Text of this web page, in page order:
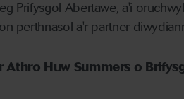
Prifysgol Abertawe, a'i
perthnasol a'r partner
Athro Huw Summers o